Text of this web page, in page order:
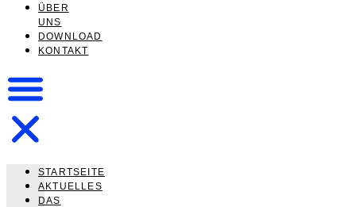
ÜBER
UNS
DOWNLOAD
KONTAKT
STARTSEITE
AKTUELLES
DAS